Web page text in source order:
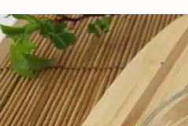
இதய
எழுதியவர் Venkatalakshmi V Jan
செய்தி முன்னோட்டம்